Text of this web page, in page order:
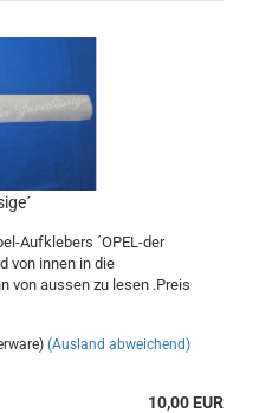
Aufklebers ´OPEL-der
von innen in die
von aussen zu lesen .Preis
(Ausland abweichend)
10,00 EUR